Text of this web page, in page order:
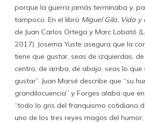
porque la guerra jamás terminaba y,
tampoco. En el libro Miguel Gila. Vida y
de Juan Carlos Ortega y Marc Lobató
2017), Josema Yuste asegura que la
tiene que gustar, seas de izquierdas,
centro; de arriba, de abajo; seas lo que
gustar”. Juan Marsé describe que “su
grandilocuencia” y Forges alaba que
“todo lo gris del franquismo cotidiano
uno de los tres reyes magos del